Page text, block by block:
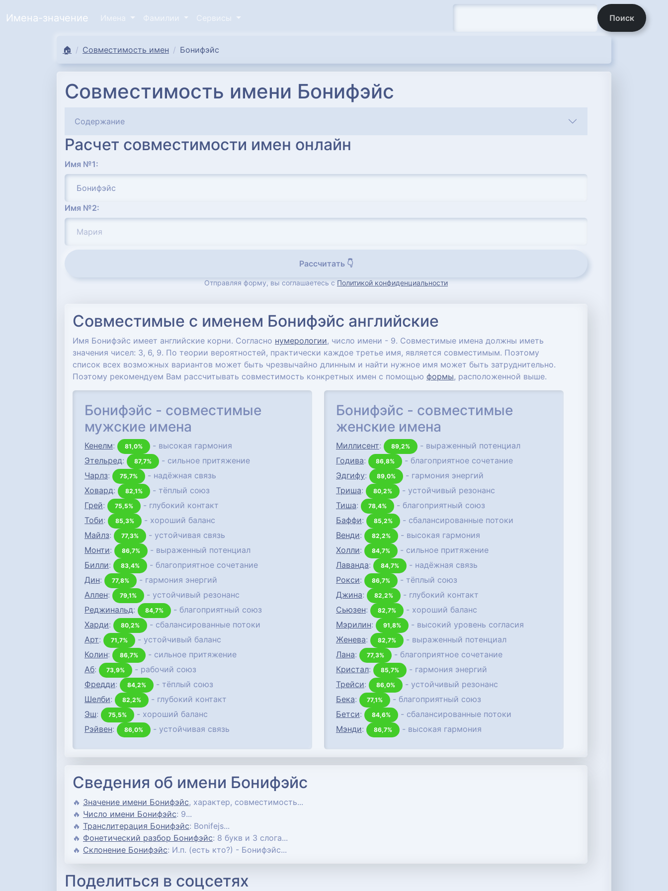
Имена-значение Имена Фамилии Сервисы Поиск
🏠 Совместимость имен Бонифэйс
Совместимость имени Бонифэйс
Содержание
Расчет совместимости имен онлайн
Имя №1:
Имя №2:
Рассчитать 👇
Отправляя форму, вы соглашаетесь с Политикой конфиденциальности
Совместимые с именем Бонифэйс английские
Имя Бонифэйс имеет английские корни. Согласно нумерологии, число имени - 9. Совместимые имена должны иметь
значения чисел: 3, 6, 9. По теории вероятностей, практически каждое третье имя, является совместимым. Поэтому
список всех возможных вариантов может быть чрезвычайно длинным и найти нужное имя может быть затруднительно.
Поэтому рекомендуем Вам рассчитывать совместимость конкретных имен с помощью формы, расположенной выше.
Бонифэйс - совместимые
мужские имена
Кенелм: 81,0%
- высокая гармония
Этельред: 87,7%
- сильное притяжение
Чарлз: 75,7%
- надёжная связь
Ховард: 82,1%
- тёплый союз
Грей: 75,5%
- глубокий контакт
Тоби: 85,3%
- хороший баланс
Майлз: 77,3%
- устойчивая связь
Монти: 86,7%
- выраженный потенциал
Билли: 83,4%
- благоприятное сочетание
Дин: 77,8%
- гармония энергий
Аллен: 79,1%
- устойчивый резонанс
Реджинальд: 84,7%
- благоприятный союз
Харди: 80,2%
- сбалансированные потоки
Арт: 71,7%
- устойчивый баланс
Колин: 86,7%
- сильное притяжение
Аб: 73,9%
- рабочий союз
Фредди: 84,2%
- тёплый союз
Шелби: 82,2%
- глубокий контакт
Эш: 75,5%
- хороший баланс
Рэйвен: 86,0% - устойчивая связь
Бонифэйс - совместимые
женские имена
Миллисент: 89,2%
- выраженный потенциал
Годива: 86,8%
- благоприятное сочетание
Эдгифу: 89,0%
- гармония энергий
Триша: 80,2%
- устойчивый резонанс
Тиша: 78,4%
- благоприятный союз
Баффи: 85,2%
- сбалансированные потоки
Венди: 82,2%
- высокая гармония
Холли: 84,7%
- сильное притяжение
Лаванда: 84,7%
- надёжная связь
Рокси: 86,7%
- тёплый союз
Джина: 82,2%
- глубокий контакт
Сьюзен: 82,7%
- хороший баланс
Мэрилин: 91,8%
- высокий уровень согласия
Женева: 82,7%
- выраженный потенциал
Лана: 77,3%
- благоприятное сочетание
Кристал: 85,7%
- гармония энергий
Трейси: 86,0%
- устойчивый резонанс
Бека: 77,1%
- благоприятный союз
Бетси: 84,6%
- сбалансированные потоки
Мэнди: 86,7% - высокая гармония
Сведения об имени Бонифэйс
🔥 Значение имени Бонифэйс, характер, совместимость...
🔥 Число имени Бонифэйс: 9...
🔥 Транслитерация Бонифэйс: Bonifejs...
🔥 Фонетический разбор Бонифэйс: 8 букв и 3 слога...
🔥 Склонение Бонифэйс: И.п. (есть кто?) - Бонифэйс...
Поделиться в соцсетях